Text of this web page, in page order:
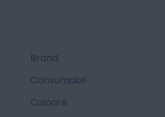
Brand
Consumabil
Culoare